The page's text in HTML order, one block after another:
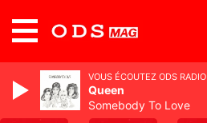
VOUS ÉCOUTEZ ODS RADIO
Queen
Somebody To Love